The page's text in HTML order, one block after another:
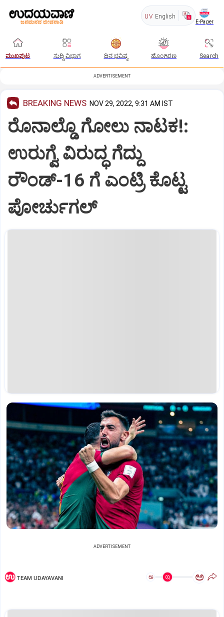
UV English
E-Paper
ಮುಖಪುಟ ಸುದ್ದಿ ವಿಭಾಗ ದಿನ ಭವಿಷ್ಯ ಹೊಂಗಿರಣ Search
ADVERTISEMENT
BREAKING NEWS NOV 29, 2022, 9:31 AM IST
ರೊನಾಲ್ಡೊ ಗೋಲು ನಾಟಕ!:
ಉರುಗ್ವೆ ವಿರುದ್ಧ ಗೆದ್ದು
ರೌಂಡ್-16 ಗೆ ಎಂಟ್ರಿ ಕೊಟ್ಟ
ಪೋರ್ಚುಗಲ್
ADVERTISEMENT
TEAM UDAYAVANI ಅ ಅ